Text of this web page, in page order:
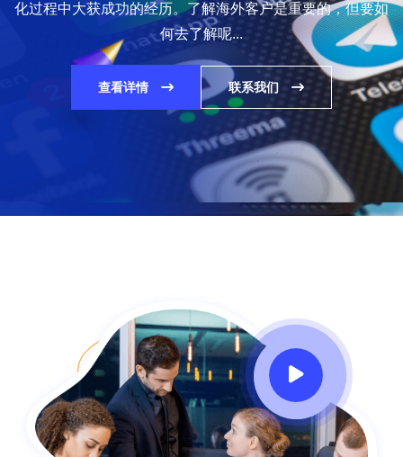
客户需求的不断变化市场环境是动态的，随时在变化，产品
要走出去就必须满足海外客户的需求，接受他们的考验。在
大多情况下...
联系我们
什么是外贸开发信外贸开发信也叫Cold Email，是指给一个
陌生邮箱发送的所有邮件。当外贸客户终于在某一封后回
复...
联系我们
化过程中大获成功的经历。了解海外客户是重要的，但要如
何去了解呢...
查看详情 联系我们
客户需求的不断变化市场环境是动态的，随时在变化，产品
要走出去就必须满足海外客户的需求，接受他们的考验。在
大多情况下...
联系我们
什么是外贸开发信外贸开发信也叫Cold Email，是指给一个
陌生邮箱发送的所有邮件。当外贸客户终于在某一封后回
复...
联系我们